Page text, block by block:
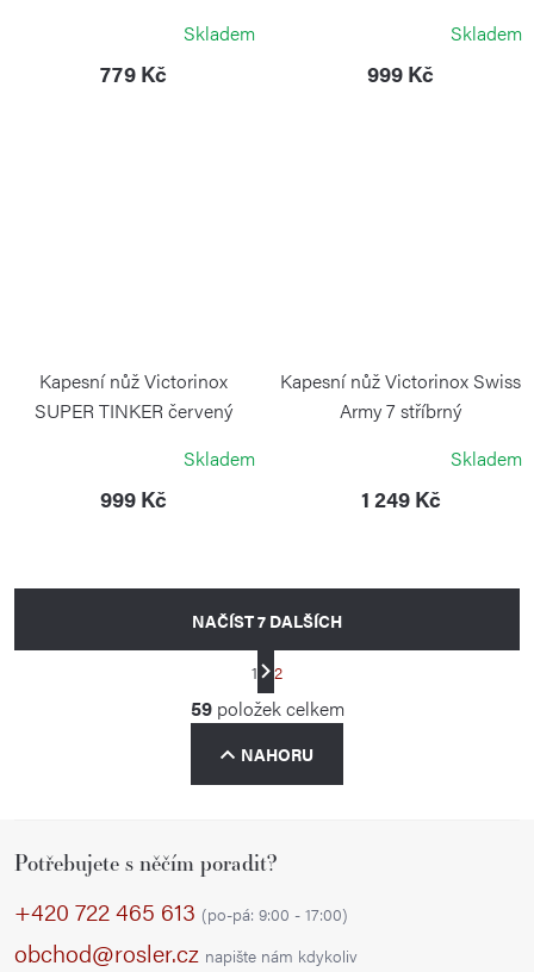
Skladem
779 Kč
Skladem
999 Kč
Kapesní nůž Victorinox
SUPER TINKER červený
Skladem
999 Kč
Kapesní nůž Victorinox Swiss
Army 7 stříbrný
Skladem
1 249 Kč
O
v
l
á
a
í
p
NAČÍST 7 DALŠÍCH
S
t
r
á
v
n
1 2
59položek celkem
NAHORU
Potřebujete s něčím poradit?
+420 722 465 613 (po-pá: 9:00 - 17:00)
obchod@rosler.cz napište nám kdykoliv